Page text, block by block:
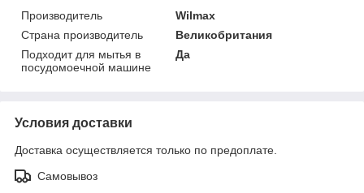
Производитель
Wilmax
Страна производитель
Великобритания
Подходит для мытья в
посудомоечной машине
Да
Условия доставки
Доставка осуществляется только по предоплате.
Самовывоз